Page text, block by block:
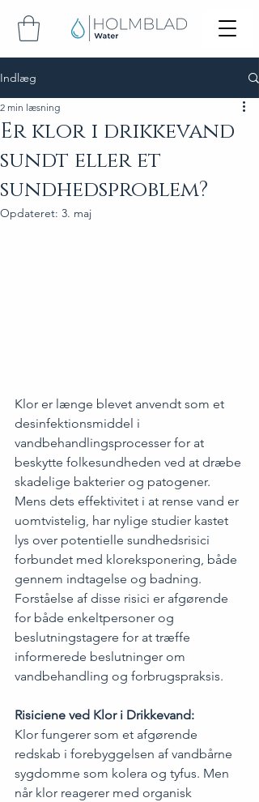
Indlæg
Er klor i drikkevand
sundt eller et
sundhedsproblem?
2 min læsning
Opdateret: 3. maj
Klor er længe blevet anvendt som et
desinfektionsmiddel i
vandbehandlingsprocesser for at
beskytte folkesundheden ved at dræbe
skadelige bakterier og patogener.
Mens dets effektivitet i at rense vand er
uomtvistelig, har nylige studier kastet
lys over potentielle sundhedsrisici
forbundet med kloreksponering, både
gennem indtagelse og badning.
Forståelse af disse risici er afgørende
for både enkeltpersoner og
beslutningstagere for at træffe
informerede beslutninger om
vandbehandling og forbrugspraksis.
Risiciene ved Klor i Drikkevand:
Klor fungerer som et afgørende
redskab i forebyggelsen af vandbårne
sygdomme som kolera og tyfus. Men
når klor reagerer med organisk